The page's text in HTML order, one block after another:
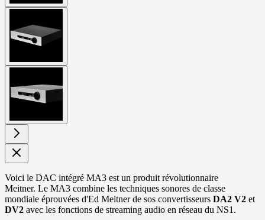
image
image
Voici le DAC intégré MA3 est un produit révolutionnaire
Meitner. Le MA3 combine les techniques sonores de classe
mondiale éprouvées d'Ed Meitner de sos convertisseurs DA2 V2 et
DV2 avec les fonctions de streaming audio en réseau du NS1.